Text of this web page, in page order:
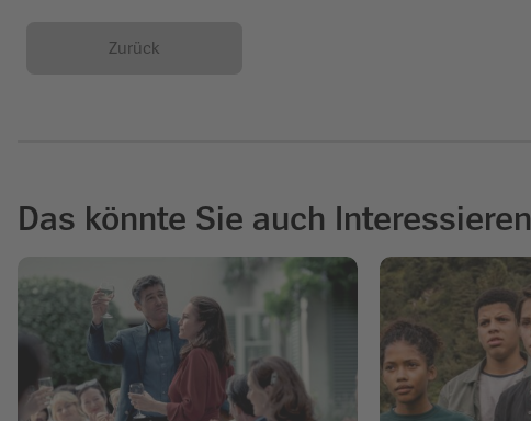
Zurück
Das könnte Sie auch Interessieren